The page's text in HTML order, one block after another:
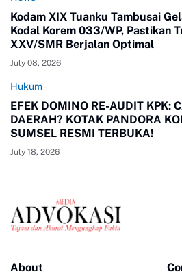
Kodam XIX Tuanku Tambusai
Kodal Korem 033/WP, Pastikan
XXV/SMR Berjalan Optimal
July 08, 2026
Hukum
EFEK DOMINO RE-AUDIT KPK:
DAERAH? KOTAK PANDORA
SUMSEL RESMI TERBUKA!
July 18, 2026
About